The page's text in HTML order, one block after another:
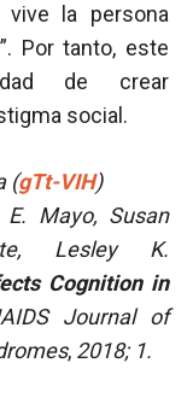
la persona
Por tanto, este
de crear
social.
(gTt-VIH)
Mayo, Susan
Lesley K.
Cognition in
Journal of
, 2018; 1.